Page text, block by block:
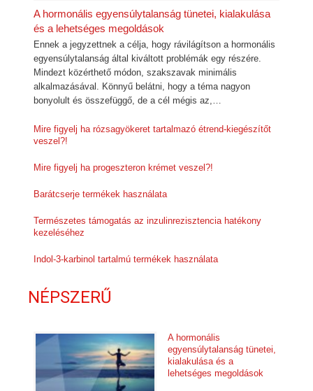
A hormonális egyensúlytalanság tünetei, kialakulása
és a lehetséges megoldások
Ennek a jegyzettnek a célja, hogy rávilágítson a hormonális
egyensúlytalanság által kiváltott problémák egy részére.
Mindezt közérthető módon, szakszavak minimális
alkalmazásával. Könnyű belátni, hogy a téma nagyon
bonyolult és összefüggő, de a cél mégis az,…
Mire figyelj ha rózsagyökeret tartalmazó étrend-kiegészítőt
veszel?!
Mire figyelj ha progeszteron krémet veszel?!
Barátcserje termékek használata
Természetes támogatás az inzulinrezisztencia hatékony
kezeléséhez
Indol-3-karbinol tartalmú termékek használata
NÉPSZERŰ
A hormonális
egyensúlytalanság tünetei,
kialakulása és a
lehetséges megoldások